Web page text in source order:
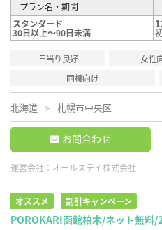
プラン名・期間
スタンダード
30日以上～90日未満
日当り良好 女性
同棲向け
北海道 札幌市中央区
お問合わせ
運営会社： オールステイ株式会社
オススメ 割引キャンペーン
POROKARI函館柏木/ネット無料